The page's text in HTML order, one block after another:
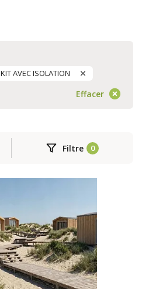
AVEC ISOLATION
Effacer
Filtre